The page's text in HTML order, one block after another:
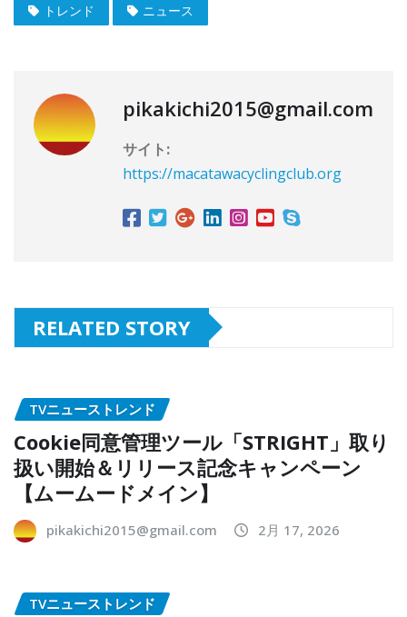
トレンド ニュース
pikakichi2015@gmail.com
サイト:
https://macatawacyclingclub.org
RELATED STORY
TVニューストレンド
Cookie同意管理ツール「STRIGHT」取り
扱い開始＆リリース記念キャンペーン
【ムームードメイン】
pikakichi2015@gmail.com 2月 17, 2026
TVニューストレンド